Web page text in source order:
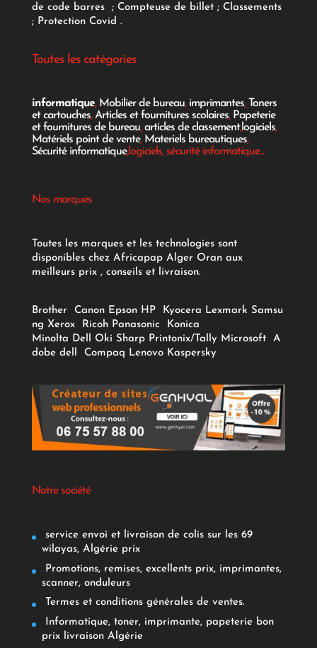
de code barres
; Compteuse de billet; Classements
; Protection Covid .
Toutes les catégories
informatique, Mobilier de bureau, imprimantes, Toners
et cartouches,Articles et fournitures scolaires, Papeterie
et fournitures de bureau,articles de classement,logiciels,
Matériels point de vente, Materiels bureautiques,
Sécurité informatique,logiciels, sécurité informatique...
Nos marques
Toutes les marques et les technologies sont
disponibles chez Africapap Alger Oran aux
meilleurs prix , conseils et livraison.
Brother Canon Epson HP Kyocera Lexmark Samsu
ng Xerox Ricoh Panasonic
Konica
Minolta Dell Oki Sharp Printonix/Tally Microsoft
A
dobe dell Compaq Lenovo Kaspersky
Notre société
service envoi et livraison de colis sur les 69
wilayas, Algérie prix
Promotions, remises, excellents prix, imprimantes,
scanner, onduleurs
Termes et conditions générales de ventes.
Informatique, toner, imprimante, papeterie bon
prix livraison Algérie